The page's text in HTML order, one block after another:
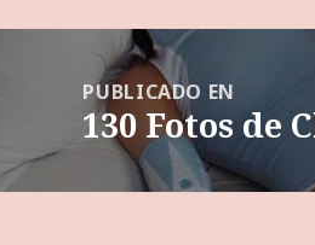
Navegación
entradas
PUBLICADO EN
130 Fotos de